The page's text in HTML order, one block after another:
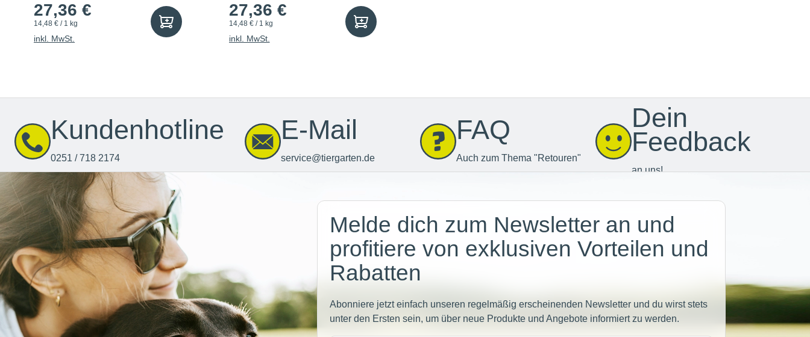
27,36 €
14,48 € / 1 kg
inkl. MwSt.
27,36 €
14,48 € / 1 kg
inkl. MwSt.
Kundenhotline
0251 / 718 2174
E-Mail
service@tiergarten.de
FAQ
Auch zum Thema "Retouren"
Dein
Feedback
an uns!
Melde dich zum Newsletter an und
profitiere von exklusiven Vorteilen und
Rabatten
Abonniere jetzt einfach unseren regelmäßig erscheinenden Newsletter und du wirst stets
unter den Ersten sein, um über neue Produkte und Angebote informiert zu werden.